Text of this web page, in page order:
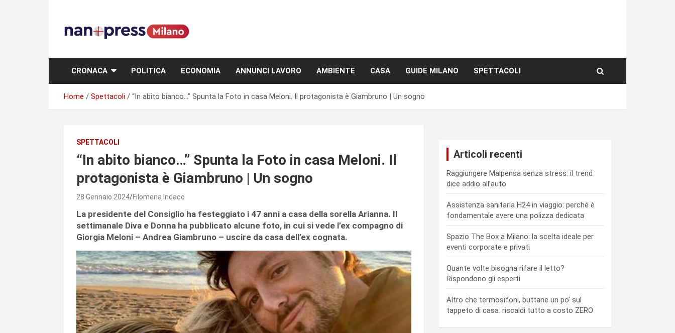
content
CRONACA POLITICA ECONOMIA ANNUNCI LAVORO AMBIENTE CASA GUIDE MILANO SPETTACOLI
Home Spettacoli “In abito bianco…” Spunta la Foto in casa Meloni. Il protagonista è Giambruno | Un sogno
SPETTACOLI
“In abito bianco…” Spunta la Foto in casa Meloni. Il
protagonista è Giambruno | Un sogno
28 Gennaio 2024 Filomena Indaco
La presidente del Consiglio ha festeggiato i 47 anni a casa della sorella Arianna. Il
settimanale Diva e Donna ha pubblicato alcune foto, in cui si vede l’ex compagno di
Giorgia Meloni – Andrea Giambruno – uscire da casa dell’ex cognata.
Articoli recenti
Raggiungere Malpensa senza stress: il trend
dice addio all’auto
Assistenza sanitaria H24 in viaggio: perché è
fondamentale avere una polizza dedicata
Spazio The Box a Milano: la scelta ideale per
eventi corporate e privati
Quante volte bisogna rifare il letto?
Rispondono gli esperti
Altro che termosifoni, buttane un po’ sul
tappeto di casa: riscaldi tutto a costo ZERO